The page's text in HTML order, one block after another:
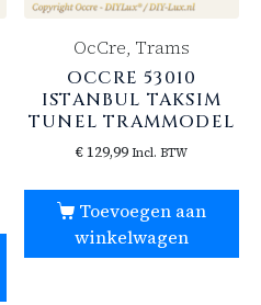
OcCre, Trams
OCCRE 53010
ISTANBUL TAKSIM
TUNEL TRAMMODEL
€ 129,99 Incl. BTW
Toevoegen aan
winkelwagen